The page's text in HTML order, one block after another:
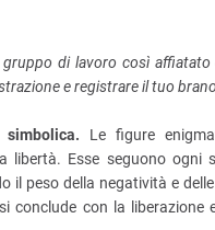
gruppo di lavoro così
e registrare il tuo
Le figure
libertà. Esse seguono ogni
il peso della negatività e
conclude con la liberazione